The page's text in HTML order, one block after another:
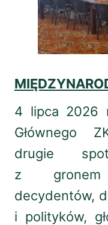
4 lipca 2026
Głównego
drugie
z gronem
decydentów,
i polityków,